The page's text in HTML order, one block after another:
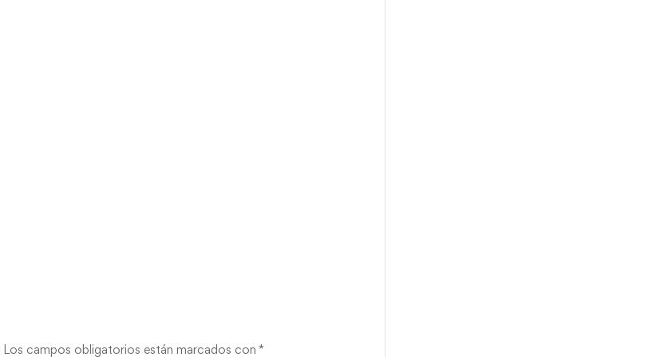
Los campos obligatorios están marcados con*